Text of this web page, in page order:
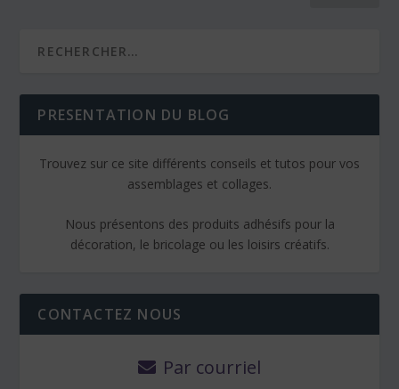
PRESENTATION DU BLOG
Trouvez sur ce site différents conseils et tutos pour vos
assemblages et collages.
Nous présentons des produits adhésifs pour la
décoration, le bricolage ou les loisirs créatifs.
CONTACTEZ NOUS
Par courriel